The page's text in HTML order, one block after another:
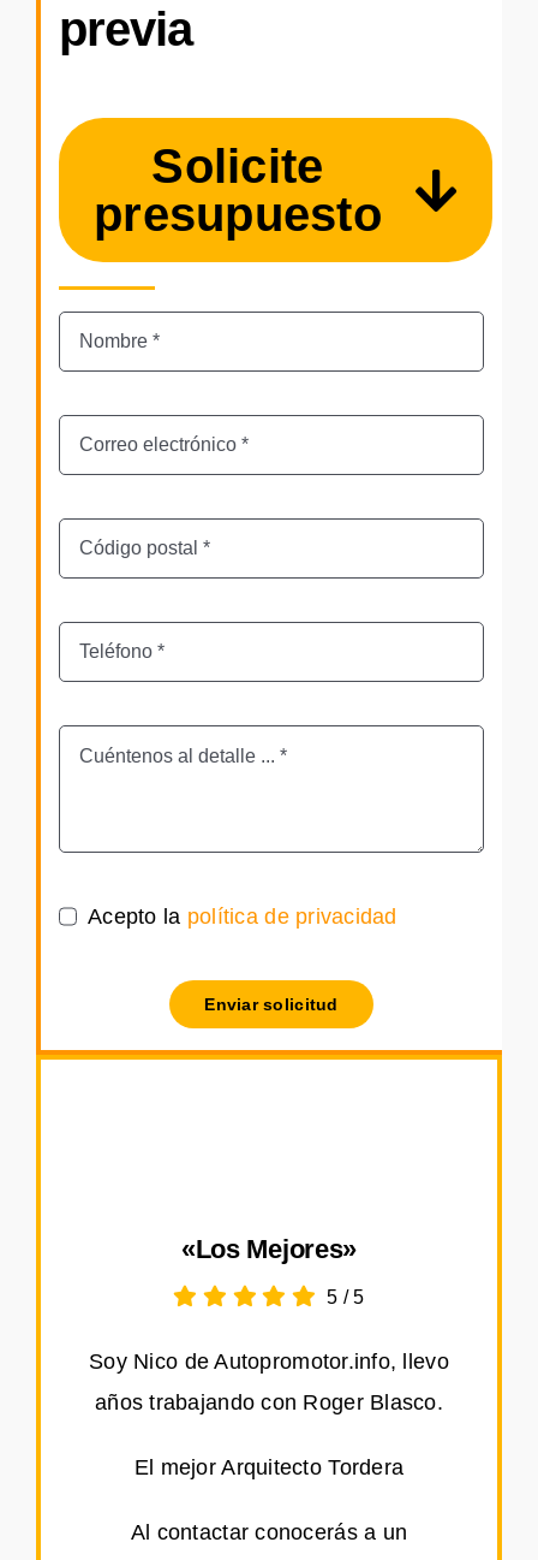
previa
Solicite
presupuesto
Acepto la política de privacidad
Enviar solicitud
«Los Mejores»
5 /5
Soy Nico de Autopromotor.info, llevo
años trabajando con Roger Blasco.
El mejor Arquitecto Tordera
Al contactar conocerás a un